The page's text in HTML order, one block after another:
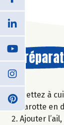
Mettez à
carotte en
Ajouter